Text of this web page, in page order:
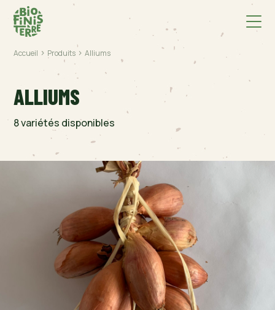
Accueil > Produits >Alliums
ALLIUMS
8 variétés disponibles